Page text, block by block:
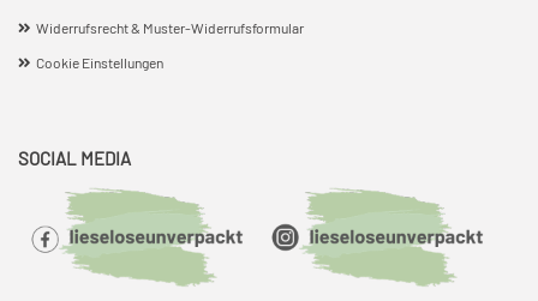
Widerrufsrecht & Muster-Widerrufsformular
Cookie Einstellungen
SOCIAL MEDIA